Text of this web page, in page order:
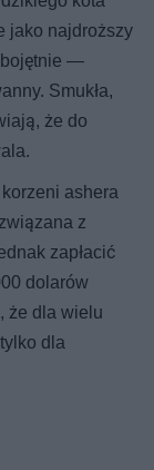
jako najdroższy
—
Smukła,
że do
ashera
z
zapłacić
dolarów
że dla wielu
dla